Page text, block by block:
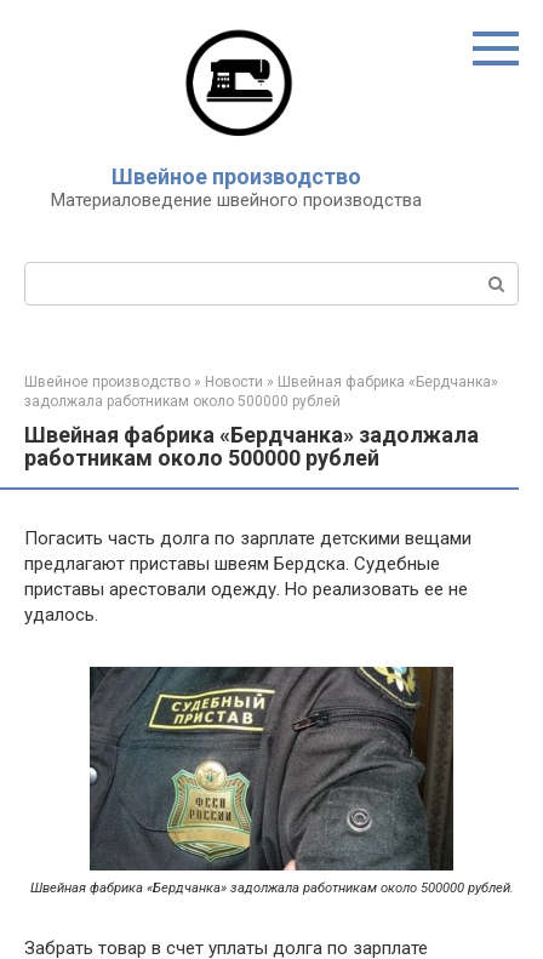
Швейное производство
Материаловедение швейного производства
Поиск:
Швейное производство » Новости » Швейная фабрика «Бердчанка»
задолжала работникам около 500000 рублей
Швейная фабрика «Бердчанка» задолжала
работникам около 500000 рублей
Погасить часть долга по зарплате детскими вещами
предлагают приставы швеям Бердска. Судебные
приставы арестовали одежду. Но реализовать ее не
удалось.
Швейная фабрика «Бердчанка» задолжала работникам около 500000 рублей.
Забрать товар в счет уплаты долга по зарплате